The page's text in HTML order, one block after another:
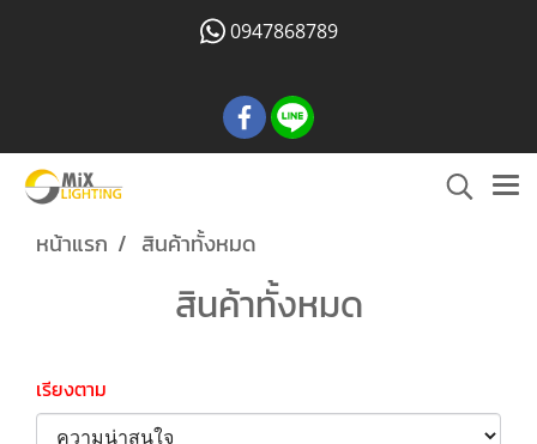
0947868789
หน้าแรก สินค้าทั้งหมด
สินค้าทั้งหมด
เรียงตาม